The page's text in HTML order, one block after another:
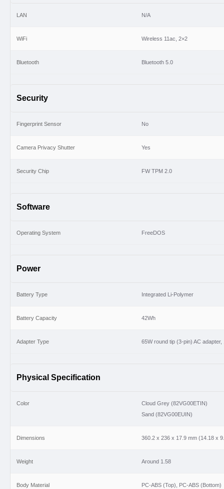
LAN N/A
WiFi Wireless 11ac, 2×2
Bluetooth Bluetooth 5.0
Security
Fingerprint Sensor No
Camera Privacy Shutter Yes
Security Chip FW TPM 2.0
Software
Operating System FreeDOS
Power
Battery Type Integrated Li-Polymer
Battery Capacity 42Wh
Adapter Type 65W round tip (3-pin) AC
Physical Specification
Color
Cloud Grey (82VG00ETIN)
Sand (82VG00EUIN)
Dimensions 360.2 x 236 x 17.9 mm (14.18 x
Weight Around 1.58
Body Material PC-ABS (Top), PC-ABS (Bottom)